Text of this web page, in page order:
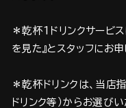
＊乾杯1ドリンクサービ
を見た』とスタッフにお
＊乾杯ドリンクは、当店
ドリンク等）からお選びい